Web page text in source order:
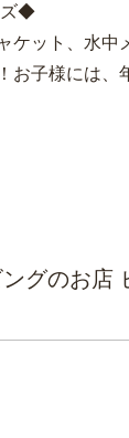
ズ◆
ケット、水中
お子様には、
グのお店